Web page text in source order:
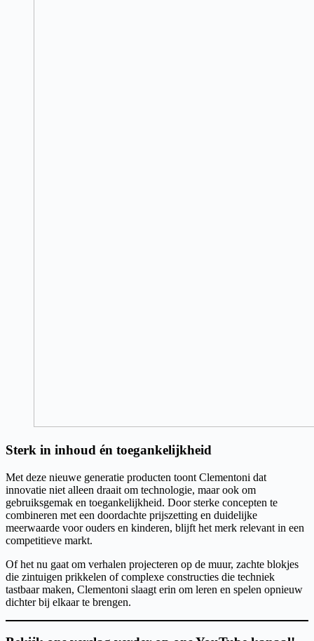
Sterk in inhoud én toegankelijkheid
Met deze nieuwe generatie producten toont Clementoni dat
innovatie niet alleen draait om technologie, maar ook om
gebruiksgemak en toegankelijkheid. Door sterke concepten te
combineren met een doordachte prijszetting en duidelijke
meerwaarde voor ouders en kinderen, blijft het merk relevant in een
competitieve markt.
Of het nu gaat om verhalen projecteren op de muur, zachte blokjes
die zintuigen prikkelen of complexe constructies die techniek
tastbaar maken, Clementoni slaagt erin om leren en spelen opnieuw
dichter bij elkaar te brengen.